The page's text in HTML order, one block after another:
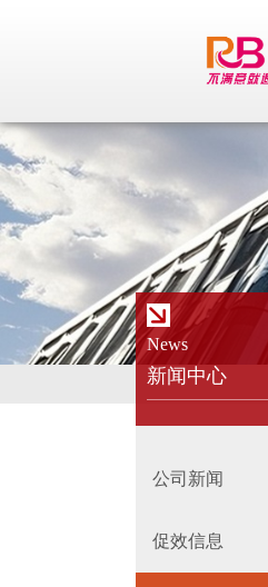
News
新闻中心
公司新闻
促效信息